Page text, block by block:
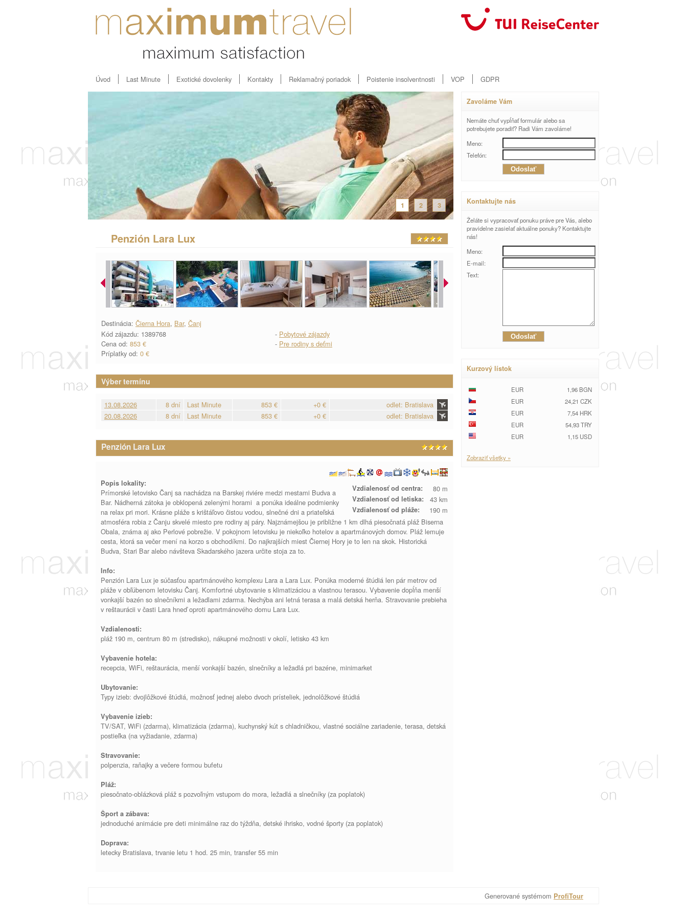
Úvod Last Minute Exotické dovolenky Kontakty Reklamačný poriadok Poistenie insolventnosti VOP GDPR
1 2 3
Penzión Lara Lux
Destinácia: Čierna Hora, Bar, Čanj
Kód zájazdu: 1389768
Cena od: 853 €
Príplatky od: 0 €
- Pobytové zájazdy
- Pre rodiny s deťmi
Výber termínu
13.08.2026 8 dní Last Minute 853 € +0 €
odlet: Bratislava
20.08.2026
8 dní Last Minute 853 € +0 € odlet: Bratislava
Penzión Lara Lux
Vzdialenosť od centra: 80 m
Vzdialenosť od letiska: 43 km
Vzdialenosť od pláže: 190 m
Popis lokality:
Prímorské letovisko Čanj sa nachádza na Barskej riviére medzi mestami Budva a
Bar. Nádherná zátoka je obklopená zelenými horami a ponúka ideálne podmienky
na relax pri mori. Krásne pláže s krištáľovo čistou vodou, slnečné dni a priateľská
atmosféra robia z Čanju skvelé miesto pre rodiny aj páry. Najznámejšou je približne 1 km dlhá piesočnatá pláž Biserna
Obala, známa aj ako Perlové pobrežie. V pokojnom letovisku je niekoľko hotelov a apartmánových domov. Pláž lemuje
cesta, ktorá sa večer mení na korzo s obchodíkmi. Do najkrajších miest Čiernej Hory je to len na skok. Historická
Budva, Stari Bar alebo návšteva Skadarského jazera určite stoja za to.
Info:
Penzión Lara Lux je súčasťou apartmánového komplexu Lara a Lara Lux. Ponúka moderné štúdiá len pár metrov od
pláže v obľúbenom letovisku Čanj. Komfortné ubytovanie s klimatizáciou a vlastnou terasou. Vybavenie dopĺňa menší
vonkajší bazén so slnečníkmi a ležadlami zdarma. Nechýba ani letná terasa a malá detská herňa. Stravovanie prebieha
v reštaurácii v časti Lara hneď oproti apartmánového domu Lara Lux.
Vzdialenosti:
pláž 190 m, centrum 80 m (stredisko), nákupné možnosti v okolí, letisko 43 km
Vybavenie hotela:
recepcia, WiFi, reštaurácia, menší vonkajší bazén, slnečníky a ležadlá pri bazéne, minimarket
Ubytovanie:
Typy izieb: dvojlôžkové štúdiá, možnosť jednej alebo dvoch prísteliek, jednolôžkové štúdiá
Vybavenie izieb:
TV/SAT, WiFi (zdarma), klimatizácia (zdarma), kuchynský kút s chladničkou, vlastné sociálne zariadenie, terasa, detská
postieľka (na vyžiadanie, zdarma)
Stravovanie:
polpenzia, raňajky a večere formou bufetu
Pláž:
piesočnato-oblázková pláž s pozvoľným vstupom do mora, ležadlá a slnečníky (za poplatok)
Šport a zábava:
jednoduché animácie pre deti minimálne raz do týždňa, detské ihrisko, vodné športy (za poplatok)
Doprava:
letecky Bratislava, trvanie letu 1 hod. 25 min, transfer 55 min
Zavoláme Vám
Nemáte chuť vypĺňať formulár alebo sa
potrebujete poradiť? Radi Vám zavoláme!
Meno:
Telefón:
Kontaktujte nás
Želáte si vypracovať ponuku práve pre Vás, alebo
pravidelne zasielať aktuálne ponuky? Kontaktujte
nás!
Meno:
E-mail:
Text:
Kurzový lístok
EUR
1,96 BGN
EUR
24,21 CZK
EUR
7,54 HRK
EUR
54,93 TRY
EUR
1,15 USD
Zobraziť všetky »
Generované systémom ProfiTour